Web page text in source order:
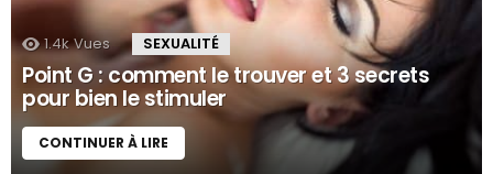
1.4k Vues SEXUALITÉ
Point G : comment le trouver et 3 secrets
pour bien le stimuler
CONTINUER À LIRE